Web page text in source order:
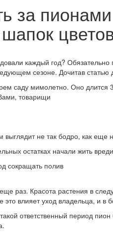
за
каждый год?
сезоне. Дочитав
саду мимолетно. Оно
товарищи
не так бодро, как еще
остатках начали жить
сокращать полив
раз. Красота растения в
это влияет уход владельца, и в
ответственный период